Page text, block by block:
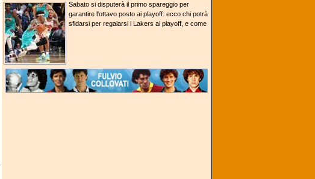
Sabato si disputerà il primo spareggio per
garantire l'ottavo posto ai playoff: ecco chi potrà
sfidarsi per regalarsi i Lakers ai playoff, e come